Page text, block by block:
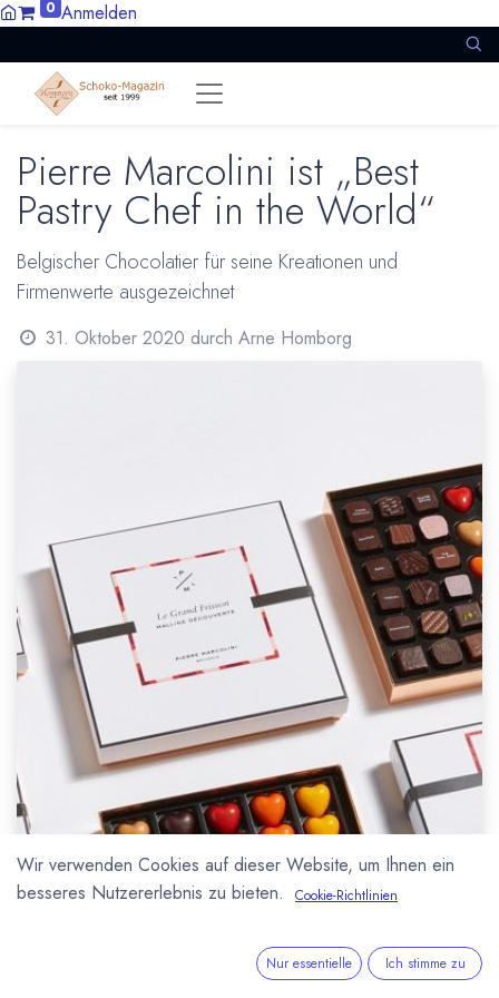
0 Anmelden
Pierre Marcolini ist „Best
Pastry Chef in the World“
Belgischer Chocolatier für seine Kreationen und
Firmenwerte ausgezeichnet
31. Oktober 2020 durch Arne Homborg
Wir verwenden Cookies auf dieser Website, um Ihnen ein
besseres Nutzererlebnis zu bieten.
Cookie-Richtlinien
Nur essentielle Ich stimme zu